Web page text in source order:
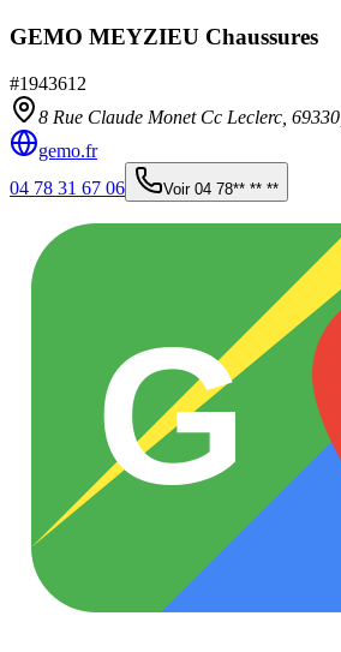
GEMO MEYZIEU Chaussures
#1943612
8 Rue Claude Monet Cc Leclerc, 69330
gemo.fr
04 78 31 67 06
Voir 04 78** ** **
G